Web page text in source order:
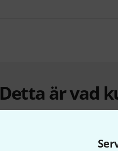
Detta är vad